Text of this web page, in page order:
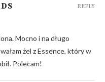
Mocno i na długo
żel z Essence, który w
Polecam!
REPLY